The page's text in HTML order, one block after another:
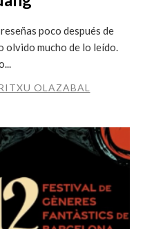
poco después de
olvido mucho de lo leído.
OLAZABAL